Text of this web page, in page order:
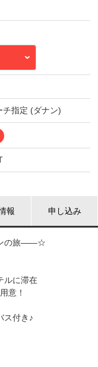
指定 (ダナン)
報 申し込み
の旅――☆
ルに滞在
意！
ス付き♪